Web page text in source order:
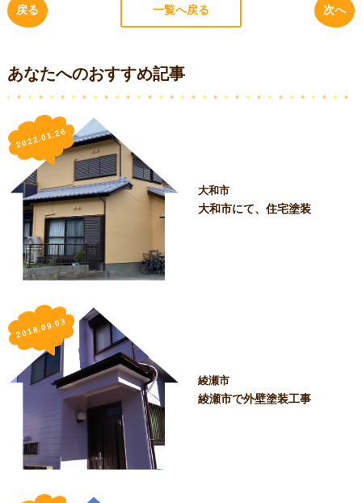
戻る 一覧へ戻る 次へ
あなたへのおすすめ記事
2022.01.26
大和市
大和市にて、住宅塗装
2018.09.03
綾瀬市
綾瀬市で外壁塗装工事